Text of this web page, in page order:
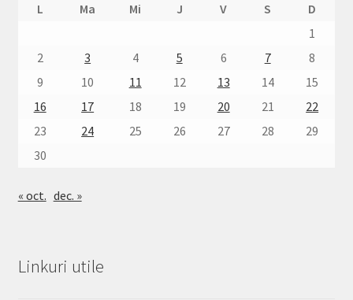
L Ma Mi J V S
D
1
2
3 4 5 6 7
8
9
10 11 12 13 14
15
16
17 18 19 20 21
22
23
24 25 26 27 28
29
30
« oct. dec. »
Linkuri utile